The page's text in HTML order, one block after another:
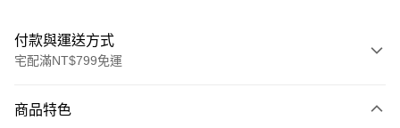
付款與運送方式
宅配滿NT$799免運
信用卡一次付款
商品特色